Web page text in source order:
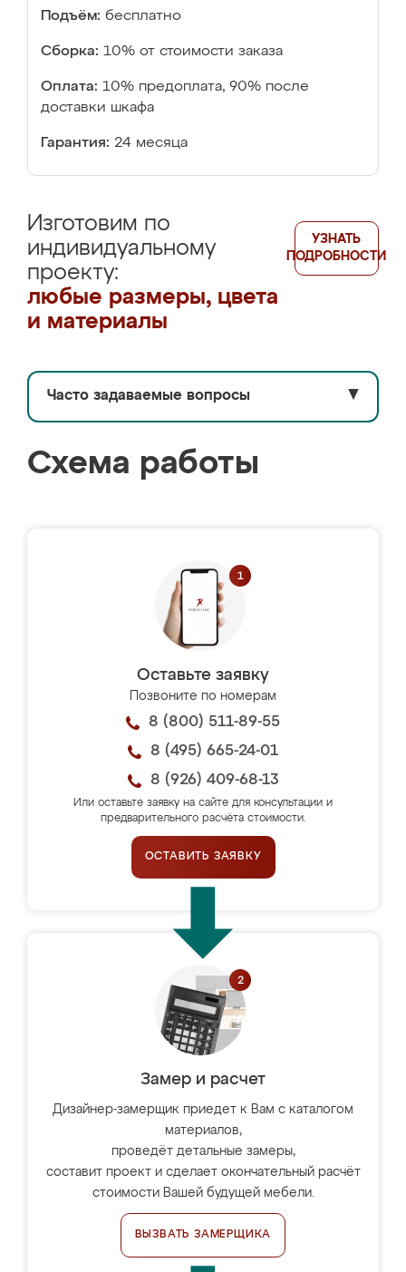
Подъём: бесплатно
Сборка: 10% от стоимости заказа
Оплата: 10% предоплата, 90% после
доставки шкафа
Гарантия: 24 месяца
Изготовим по
индивидуальному
проекту:
любые размеры, цвета
и материалы
УЗНАТЬ
ПОДРОБНОСТИ
Часто задаваемые вопросы ▼
Схема работы
Оставьте заявку
Позвоните по номерам
8 (800) 511-89-55
8 (495) 665-24-01
8 (926) 409-68-13
Или оставьте заявку на сайте для консультации и
предварительного расчёта стоимости.
ОСТАВИТЬ ЗАЯВКУ
Замер и расчет
Дизайнер-замерщик приедет к Вам с каталогом
материалов,
проведёт детальные замеры,
составит проект и сделает окончательный расчёт
стоимости Вашей будущей мебели.
ВЫЗВАТЬ ЗАМЕРЩИКА